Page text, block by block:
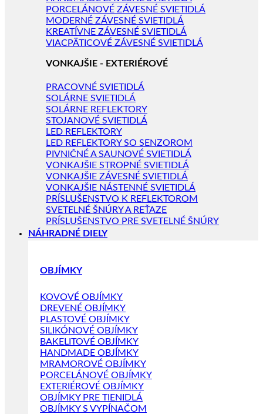
PORCELÁNOVÉ ZÁVESNÉ SVIETIDLÁ
MODERNÉ ZÁVESNÉ SVIETIDLÁ
KREATÍVNE ZÁVESNÉ SVIETIDLÁ
VIACPÄTICOVÉ ZÁVESNÉ SVIETIDLÁ
VONKAJŠIE - EXTERIÉROVÉ
PRACOVNÉ SVIETIDLÁ
SOLÁRNE SVIETIDLÁ
SOLÁRNE REFLEKTORY
STOJANOVÉ SVIETIDLÁ
LED REFLEKTORY
LED REFLEKTORY SO SENZOROM
PIVNIČNÉ A SAUNOVÉ SVIETIDLÁ
VONKAJŠIE STROPNÉ SVIETIDLÁ
VONKAJŠIE ZÁVESNÉ SVIETIDLÁ
VONKAJŠIE NÁSTENNÉ SVIETIDLÁ
PRÍSLUŠENSTVO K REFLEKTOROM
SVETELNÉ ŠNÚRY A REŤAZE
PRÍSLUŠENSTVO PRE SVETELNÉ ŠNÚRY
NÁHRADNÉ DIELY
OBJÍMKY
KOVOVÉ OBJÍMKY
DREVENÉ OBJÍMKY
PLASTOVÉ OBJÍMKY
SILIKÓNOVÉ OBJÍMKY
BAKELITOVÉ OBJÍMKY
HANDMADE OBJÍMKY
MRAMOROVÉ OBJÍMKY
PORCELÁNOVÉ OBJÍMKY
EXTERIÉROVÉ OBJÍMKY
OBJÍMKY PRE TIENIDLÁ
OBJÍMKY S VYPÍNAČOM